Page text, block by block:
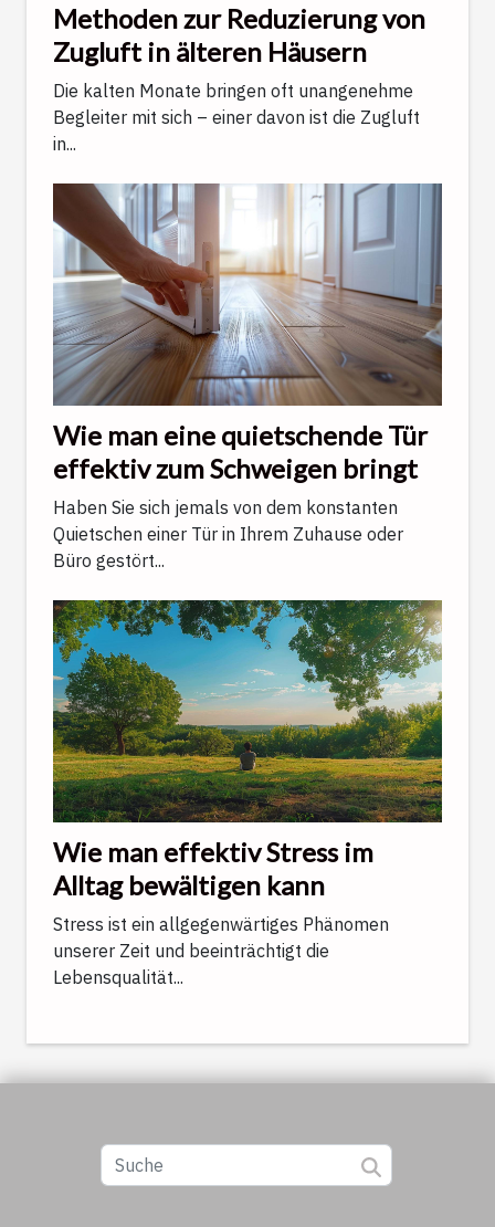
Methoden zur Reduzierung von
Zugluft in älteren Häusern
Die kalten Monate bringen oft unangenehme
Begleiter mit sich – einer davon ist die Zugluft
in...
Wie man eine quietschende Tür
effektiv zum Schweigen bringt
Haben Sie sich jemals von dem konstanten
Quietschen einer Tür in Ihrem Zuhause oder
Büro gestört...
Wie man effektiv Stress im
Alltag bewältigen kann
Stress ist ein allgegenwärtiges Phänomen
unserer Zeit und beeinträchtigt die
Lebensqualität...